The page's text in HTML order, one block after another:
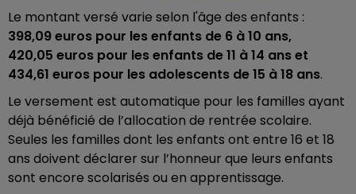
Le montant versé varie selon l'âge des enfants :
398,09 euros pour les enfants de 6 à 10 ans,
420,05 euros pour les enfants de 11 à 14 ans et
434,61 euros pour les adolescents de 15 à 18 ans.
Le versement est automatique pour les familles ayant
déjà bénéficié de l’allocation de rentrée scolaire.
Seules les familles dont les enfants ont entre 16 et 18
ans doivent déclarer sur l’honneur que leurs enfants
sont encore scolarisés ou en apprentissage.